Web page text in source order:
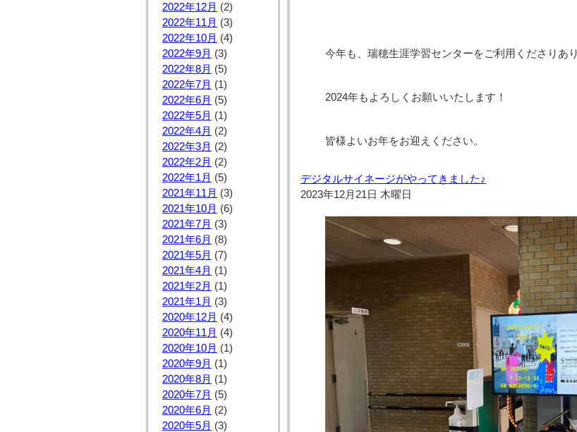
2022年12月 (2)
2022年11月 (3)
2022年10月 (4)
2022年9月 (3)
2022年8月 (5)
2022年7月 (1)
2022年6月 (5)
2022年5月 (1)
2022年4月 (2)
2022年3月 (2)
2022年2月 (2)
2022年1月 (5)
2021年11月 (3)
2021年10月 (6)
2021年7月 (3)
2021年6月 (8)
2021年5月 (7)
2021年4月 (1)
2021年2月 (1)
2021年1月 (3)
2020年12月 (4)
2020年11月 (4)
2020年10月 (1)
2020年9月 (1)
2020年8月 (1)
2020年7月 (5)
2020年6月 (2)
2020年5月 (3)
今年も、瑞穂生涯学習センターをご利用くださりあ
2024年もよろしくお願いいたします！
皆様よいお年をお迎えください。
デジタルサイネージがやってきました♪
2023年12月21日 木曜日